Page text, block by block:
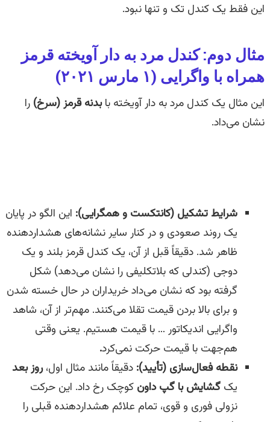
این فقط یک کندل تک‌ و تنها نبود.
مثال دوم: کندل مرد به دار آویخته قرمز
همراه با واگرایی (۱ مارس ۲۰۲۱)
این مثال یک کندل مرد به دار آویخته بابدنه قرمز (سرخ) را
نشان می‌داد.
شرایط تشکیل (کانتکست و همگرایی): این الگو در پایان
یک روند صعودی و در کنار سایر نشانه‌های هشداردهنده
ظاهر شد. دقیقاً قبل از آن، یک کندل قرمز بلند و یک
دوجی (کندلی که بلاتکلیفی را نشان می‌دهد) شکل
گرفته بود که نشان می‌داد خریداران در حال خسته شدن
و برای بالا بردن قیمت تقلا می‌کنند. مهم‌تر از آن، شاهد
واگرایی اندیکاتور … با قیمت هستیم. یعنی وقتی
هم‌جهت با قیمت حرکت نمی‌کرد.
نقطه فعال‌سازی (تأیید): دقیقاً مانند مثال اول،روز بعد
یک گشایش با گپ داون کوچک رخ داد. این حرکت
نزولی فوری و قوی، تمام علائم هشداردهنده قبلی را